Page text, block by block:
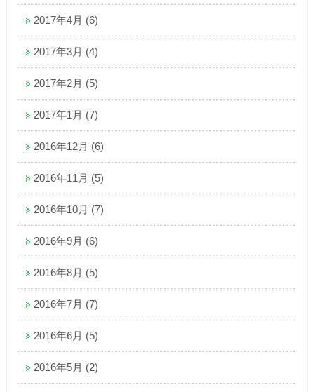
2017年4月 (6)
2017年3月 (4)
2017年2月 (5)
2017年1月 (7)
2016年12月 (6)
2016年11月 (5)
2016年10月 (7)
2016年9月 (6)
2016年8月 (5)
2016年7月 (7)
2016年6月 (5)
2016年5月 (2)